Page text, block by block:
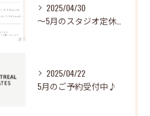
2025/04/30
～5月のスタジオ定休日～
2025/04/22
5月のご予約受付中♪